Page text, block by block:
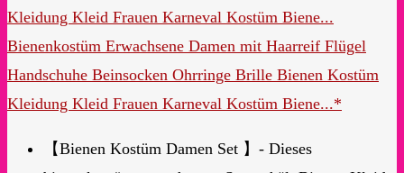
Bienenkostüm Erwachsene Damen mit Haarreif Flügel
Handschuhe Beinsocken Ohrringe Brille Bienen Kostüm
Kleidung Kleid Frauen Karneval Kostüm Biene...*
【Bienen Kostüm Damen Set 】- Dieses